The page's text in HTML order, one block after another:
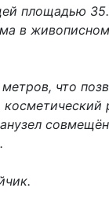
площадью
в
что